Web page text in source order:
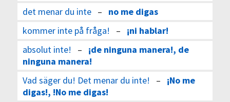
det menar du inte– no me digas
kommer inte på fråga! – ¡ni hablar!
absolut inte! – ¡de ninguna manera!, de
ninguna manera!
Vad säger du! Det menar du inte! – ¡No me
digas!, !No me digas!